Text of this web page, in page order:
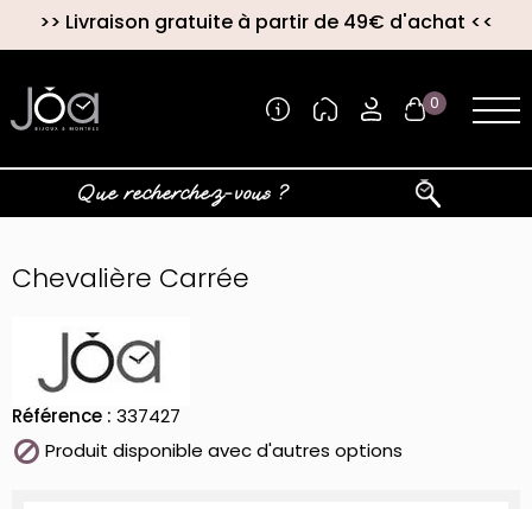
>> Livraison gratuite à partir de 49€ d'achat <<
0
Chevalière Carrée
Référence : 337427
 Produit disponible avec d'autres options